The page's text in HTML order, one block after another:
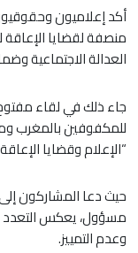
أكد إعلاميون
منصفة لقضايا الإعاقة
العدالة الاجتماعية
جاء ذلك في لقاء
للمكفوفين بالمغرب
“الإعلام وقضايا
حيث دعا المشاركون
مسؤول، يعكس التعدد
وعدم التمييز.